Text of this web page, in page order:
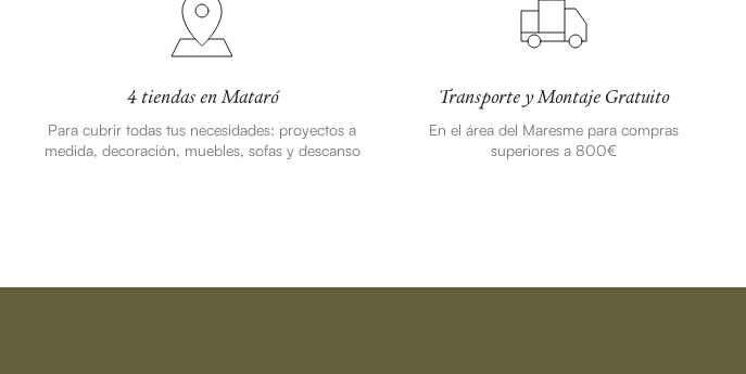
4 tiendas en Mataró
Para cubrir todas tus necesidades: proyectos a
medida, decoración, muebles, sofas y descanso
Transporte y Montaje Gratuito
En el área del Maresme para compras
superiores a 800€